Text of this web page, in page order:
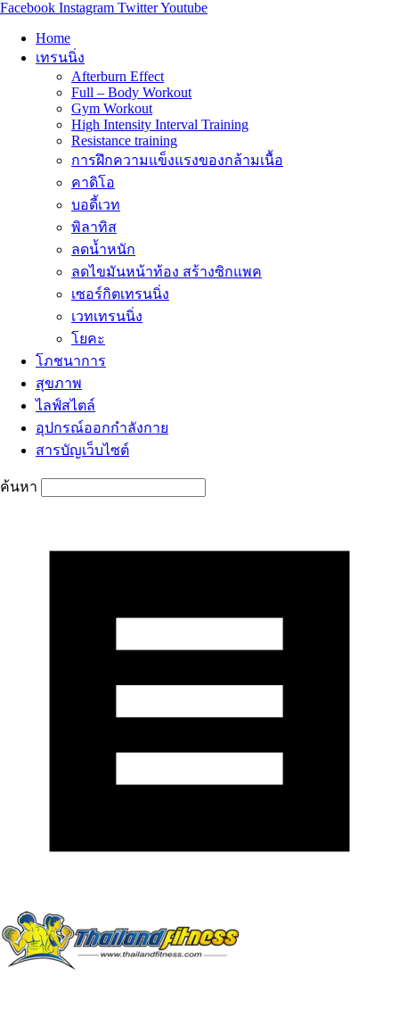
Facebook Instagram TwitterYoutube
Home
เทรนนิ่ง
Afterburn Effect
Full – Body Workout
Gym Workout
High Intensity Interval Training
Resistance training
การฝึกความแข็งแรงของกล้ามเนื้อ
คาดิโอ
บอดี้เวท
พิลาทิส
ลดน้ำหนัก
ลดไขมันหน้าท้อง สร้างซิกแพค
เซอร์กิตเทรนนิ่ง
เวทเทรนนิ่ง
โยคะ
โภชนาการ
สุขภาพ
ไลฟ์สไตล์
อุปกรณ์ออกกำลังกาย
สารบัญเว็บไซต์
ค้นหา